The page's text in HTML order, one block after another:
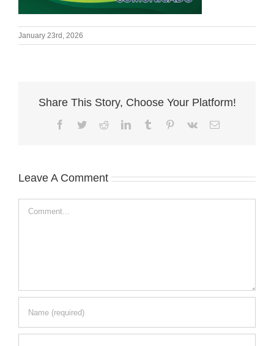
January 23rd, 2026
Share This Story, Choose Your Platform!
Facebook
TwitterRedditLinkedInTumblr Pinterest
Vk Email
Leave A Comment
Comment